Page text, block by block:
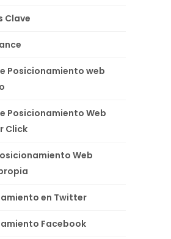
Clave
Posicionamiento web
Posicionamiento Web
Click
Web
en Twitter
Facebook